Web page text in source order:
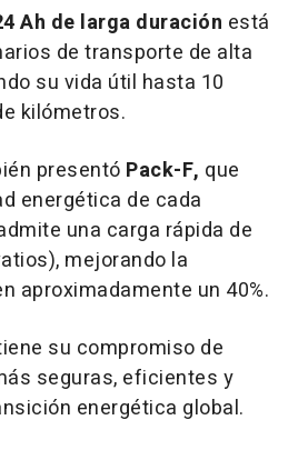
Ah de larga duración está
de transporte de alta
su vida útil hasta 10
kilómetros.
presentó Pack-F, que
energética de cada
una carga rápida de
mejorando la
aproximadamente un 40%.
su compromiso de
seguras, eficientes y
energética global.